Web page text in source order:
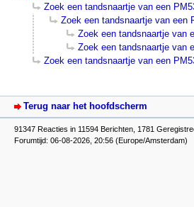
Zoek een tandsnaartje van een
Zoek een tandsnaartje van een
Zoek een tandsnaartje van
Zoek een tandsnaartje van
Zoek een tandsnaartje van een
Terug naar het hoofdscherm
91347 Reacties in 11594 Berichten, 1781
Forumtijd: 06-08-2026, 20:56 (Europe/Amsterdam)